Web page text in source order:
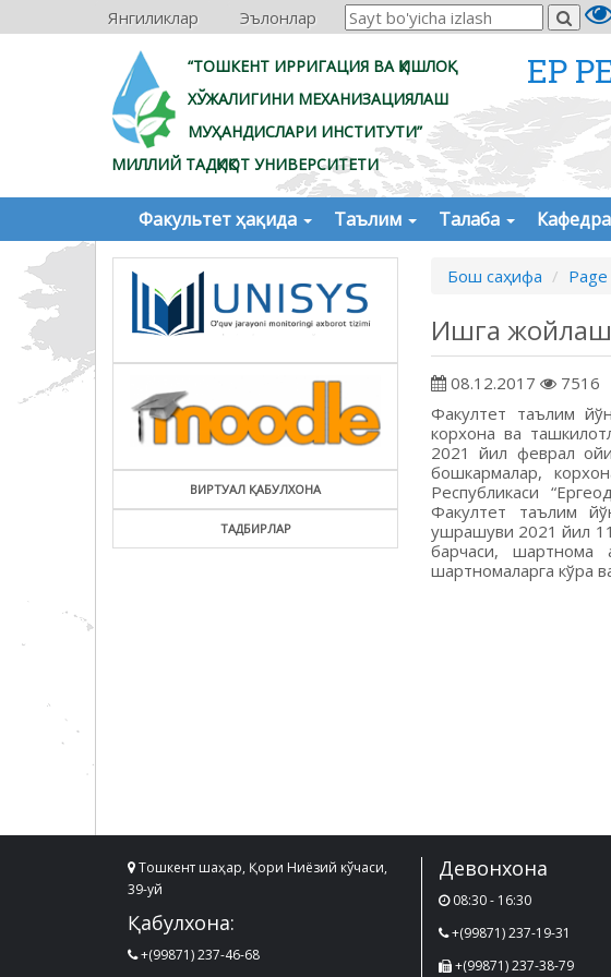
Янгиликлар Эълонлар
“ТОШКЕНТ ИРРИГАЦИЯ ВА ҚИШЛОҚ
ХЎЖАЛИГИНИ МЕХАНИЗАЦИЯЛАШ
МУҲАНДИСЛАРИ ИНСТИТУТИ”
МИЛЛИЙ ТАДҚИҚОТ УНИВЕРСИТЕТИ
ЕР
Факультет ҳақида Таълим Талаба
ВИРТУАЛ ҚАБУЛХОНА
ТАДБИРЛАР
Бош саҳифа Page
Ишга
08.12.2017 7516
Факултет таълим
корxона ва
2021 йил феврал
бошкармалар,
Республикаси
Факултет таълим
ушрашуви 2021 йил
барчаси, шартнома
шартномаларга кўра
Тошкент шаҳар, Қори Ниёзий кўчаси,
39-уй
Қабулхона:
+(99871) 237-46-68
Девонхона
08:30 - 16:30
+(99871) 237-19-31
+(99871) 237-38-79